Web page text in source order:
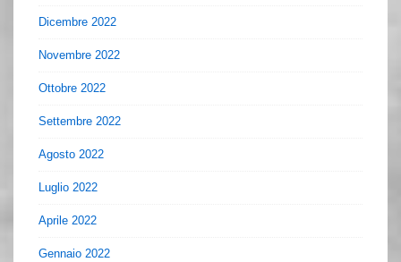
Dicembre 2022
Novembre 2022
Ottobre 2022
Settembre 2022
Agosto 2022
Luglio 2022
Aprile 2022
Gennaio 2022